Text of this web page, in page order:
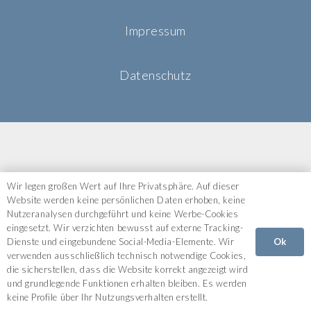
Impressum
Datenschutz
Wir legen großen Wert auf Ihre Privatsphäre. Auf dieser
Website werden keine persönlichen Daten erhoben, keine
Nutzeranalysen durchgeführt und keine Werbe-Cookies
eingesetzt. Wir verzichten bewusst auf externe Tracking-
Dienste und eingebundene Social-Media-Elemente. Wir
verwenden ausschließlich technisch notwendige Cookies,
die sicherstellen, dass die Website korrekt angezeigt wird
und grundlegende Funktionen erhalten bleiben. Es werden
keine Profile über Ihr Nutzungsverhalten erstellt.
Ok